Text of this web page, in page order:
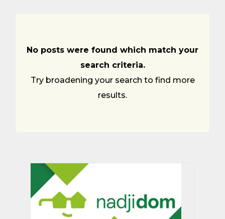
No posts were found which match your
search criteria.
Try broadening your search to find more
results.